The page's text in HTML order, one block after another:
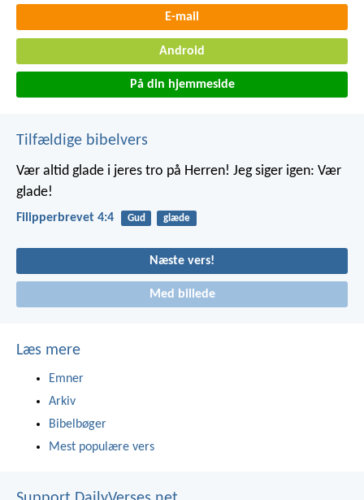
E-mail
Android
På din hjemmeside
Tilfældige bibelvers
Vær altid glade i jeres tro på Herren! Jeg siger igen: Vær
glade!
Filipperbrevet 4:4 Gud glæde
Næste vers!
Med billede
Læs mere
Emner
Arkiv
Bibelbøger
Mest populære vers